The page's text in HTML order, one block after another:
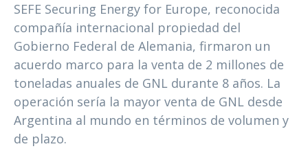
SEFE Securing Energy for Europe, reconocida
compañía internacional propiedad del
Gobierno Federal de Alemania, firmaron un
acuerdo marco para la venta de 2 millones de
toneladas anuales de GNL durante 8 años. La
operación sería la mayor venta de GNL desde
Argentina al mundo en términos de volumen y
de plazo.